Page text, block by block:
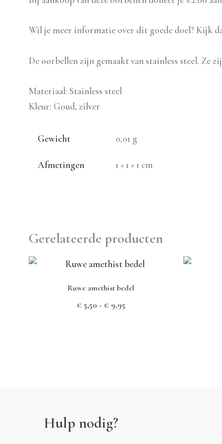
Wil je meer informatie over dit goede doel? Kijk
De oorbellen zijn gemaakt van stainless steel. Ze
Materiaal: Stainless steel
Kleur: Goud, zilver
Gewicht 0,01 g
Afmetingen 1 × 1 × 1 cm
Gerelateerde producten
Ruwe amethist bedel
€ 5,50 - € 9,95Prijsklasse:
Hulp nodig?